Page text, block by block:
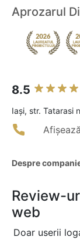
Aprozarul
8.5
Iaşi, str. Tatarasi
Despre
Review-
web
Doar userii